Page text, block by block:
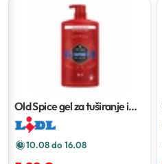
Old Spice gel za tuširanje i
šampon1 l
10.08 do 16.08